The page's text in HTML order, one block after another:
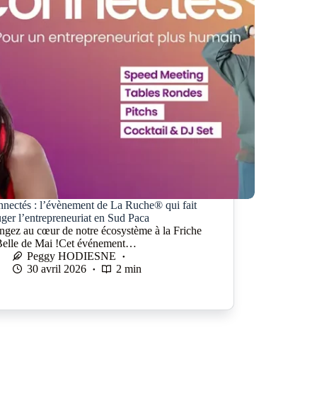
: l’évènement de La Ruche® qui fait
l’entrepreneuriat en Sud Paca
au cœur de notre écosystème à la Friche
de Mai !Cet événement…
Peggy HODIESNE
30 avril 2026
2 min